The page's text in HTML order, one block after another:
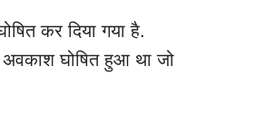
कर दिया गया है.
घोषित हुआ था जो